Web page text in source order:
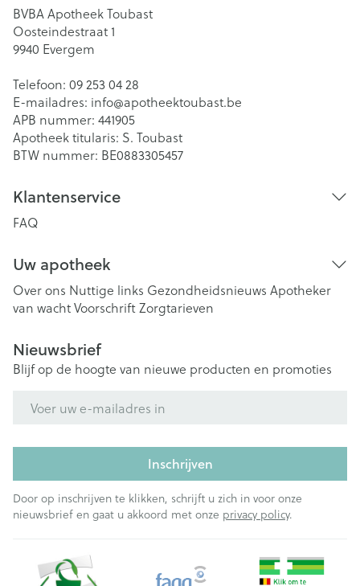
BVBA Apotheek Toubast
Oosteindestraat 1
9940 Evergem
Telefoon: 09 253 04 28
E-mailadres: info@apotheektoubast.be
APB nummer: 441905
Apotheek titularis: S. Toubast
BTW nummer: BE0883305457
Klantenservice
FAQ
Uw apotheek
Over ons Nuttige links Gezondheidsnieuws Apotheker
van wachtVoorschriftZorgtarieven
Nieuwsbrief
Blijf op de hoogte van nieuwe producten en promoties
Inschrijven
Door op inschrijven te klikken, schrijft u zich in voor onze
nieuwsbrief en gaat u akkoord met onze privacy policy.